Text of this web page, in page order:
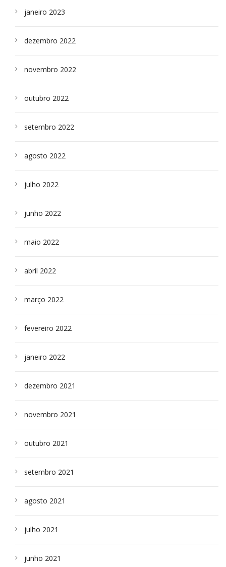
janeiro 2023
dezembro 2022
novembro 2022
outubro 2022
setembro 2022
agosto 2022
julho 2022
junho 2022
maio 2022
abril 2022
março 2022
fevereiro 2022
janeiro 2022
dezembro 2021
novembro 2021
outubro 2021
setembro 2021
agosto 2021
julho 2021
junho 2021